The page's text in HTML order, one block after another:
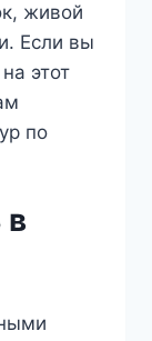
живой
Если вы
этот
по
в